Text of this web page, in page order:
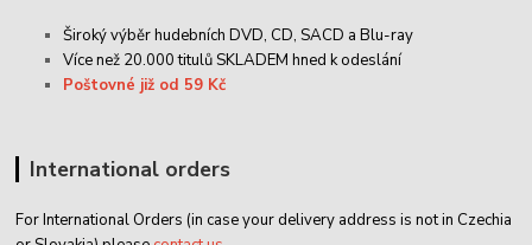
Široký výběr hudebních DVD, CD,SACD a Blu-ray
Více než 20.000 titulů SKLADEM hned k odeslání
Poštovné již od 59 Kč
International orders
For International Orders (in case your delivery address is not in Czechia